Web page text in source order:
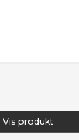
Vis produkt